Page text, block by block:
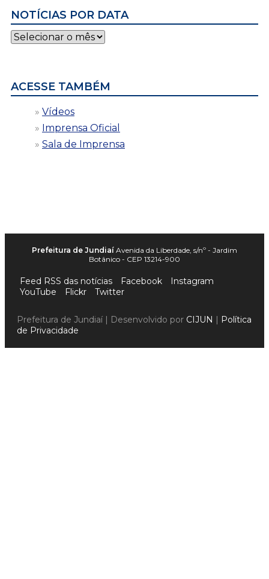
NOTÍCIAS POR DATA
Notícias
por
ACESSE TAMBÉM
Vídeos
Imprensa Oficial
Sala de Imprensa
Prefeitura de Jundiaí Avenida da Liberdade, s/nº - Jardim
Botânico - CEP 13214-900
Feed RSS das notícias Facebook
Instagram
YouTube
Flickr Twitter
Prefeitura de Jundiaí | Desenvolvido por CIJUN | Política
de Privacidade